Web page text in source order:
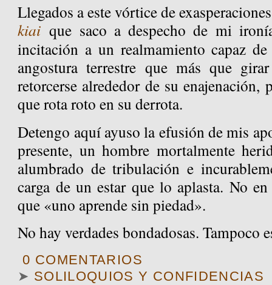
Llegados a este vórtice de
kiai que saco a despecho de mi
incitación a un realmamiento capaz
angostura terrestre que más que
retorcerse alrededor de su
que rota roto en su derrota.
Detengo aquí ayuso la efusión de mis
presente, un hombre mortalmente
alumbrado de tribulación e
carga de un estar que lo aplasta. No
que «uno aprende sin piedad».
No hay verdades bondadosas. Tampoco
0 COMENTARIOS
➤ SOLILOQUIOS Y CONFIDENCIAS